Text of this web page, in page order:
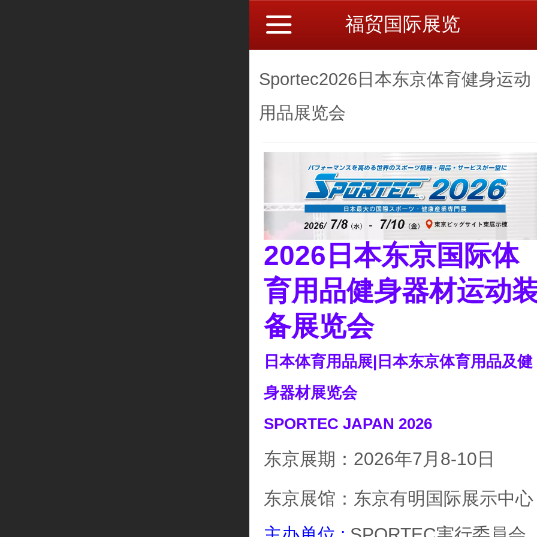
福贸国际展览
Sportec2026日本东京体育健身运动
用品展览会
2026 日本东京国际体
育用品健身器材运动
备展览会
日本体育用品展|日本东京体育用品及健
身器材展览会
SPORTEC JAPAN 2026
东京展期：2026年7月8-10日
东京展馆：东京有明国际展示中心